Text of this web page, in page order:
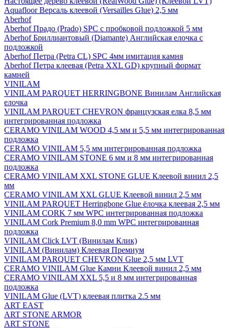
Aquafloor Версаль клеевой (Versailles Glue) 2,5 мм
Aberhof
Aberhof Прадо (Prado) SPC с пробковой подложкой 5 мм
Aberhof Бриллиантовый (Diamante) Английская елочка с
подложкой
Aberhof Петра (Petra CL) SPC 4мм имитация камня
Aberhof Петра клеевая (Petra XXL GD) крупный формат
камней
VINILAM
VINILAM PARQUET HERRINGBONE Винилам Английская
елочка
VINILAM PARQUET CHEVRON французская елка 8,5 мм
интегрированная подложка
CERAMO VINILAM WOOD 4,5 мм и 5,5 мм интегрированная
подложка
CERAMO VINILAM 5,5 мм интегрированная подложка
CERAMO VINILAM STONE 6 мм и 8 мм интегрированная
подложка
CERAMO VINILAM XXL STONE GLUE Клеевой винил 2,5
мм
CERAMO VINILAM XXL GLUE Клеевой винил 2,5 мм
VINILAM PARQUET Herringbone Glue ёлочка клеевая 2,5 мм
VINILAM CORK 7 мм WPC интегрированная подложка
VINILAM Cork Premium 8,0 mm WPC интегрированная
подложка
VINILAM Click LVT (Винилам Клик)
VINILAM (Винилам) Клеевая Премиум
VINILAM PARQUET CHEVRON Glue 2,5 мм LVT
CERAMO VINILAM Glue Камни Клеевой винил 2,5 мм
CERAMO VINILAM XXL 5,5 и 8 мм интегрированная
подложка
VINILAM Glue (LVT) клеевая плитка 2.5 мм
ART EAST
ART STONE ARMOR
ART STONE